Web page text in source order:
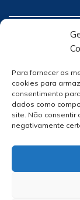
Para fornecer as
cookies para
consentimento
dados como
site. Não consentir
negativamente